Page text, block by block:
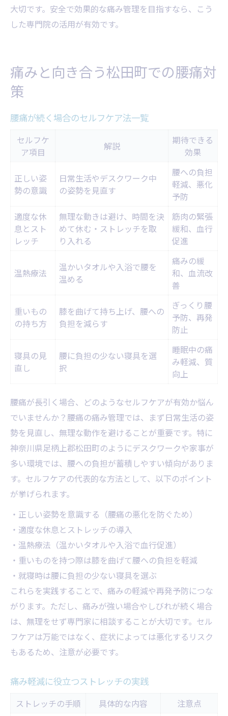
大切です。安全で効果的な痛み管理を目指すなら、こう
した専門院の活用が有効です。
痛みと向き合う松田町での腰痛対
策
腰痛が続く場合のセルフケア法一覧
セルフケ
ア項目
解説
期待できる
効果
正しい姿
勢の意識
日常生活やデスクワーク中
の姿勢を見直す
腰への負担
軽減、悪化
予防
適度な休
息とスト
レッチ
無理な動きは避け、時間を決
めて休む・ストレッチを取
り入れる
筋肉の緊張
緩和、血行
促進
温熱療法
温かいタオルや入浴で腰を
温める
痛みの緩
和、血流改
善
重いもの
の持ち方
膝を曲げて持ち上げ、腰への
負担を減らす
ぎっくり腰
予防、再発
防止
寝具の見
直し
腰に負担の少ない寝具を選
択
睡眠中の痛
み軽減、質
向上
腰痛が長引く場合、どのようなセルフケアが有効か悩ん
でいませんか？腰痛の痛み管理では、まず日常生活の姿
勢を見直し、無理な動作を避けることが重要です。特に
神奈川県足柄上郡松田町のようにデスクワークや家事が
多い環境では、腰への負担が蓄積しやすい傾向がありま
す。セルフケアの代表的な方法として、以下のポイント
が挙げられます。
・正しい姿勢を意識する（腰痛の悪化を防ぐため）
・適度な休息とストレッチの導入
・温熱療法（温かいタオルや入浴で血行促進）
・重いものを持つ際は膝を曲げて腰への負担を軽減
・就寝時は腰に負担の少ない寝具を選ぶ
これらを実践することで、痛みの軽減や再発予防につな
がります。ただし、痛みが強い場合やしびれが続く場合
は、無理をせず専門家に相談することが大切です。セル
フケアは万能ではなく、症状によっては悪化するリスク
もあるため、注意が必要です。
痛み軽減に役立つストレッチの実践
ストレッチの手順 具体的な内容 注意点